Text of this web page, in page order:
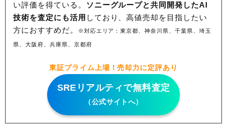
い評価を得ている。 ソニーグループと共同開発したAI
技術を査定にも活用 しており、高値売却を目指したい
方におすすめだ。
※対応エリア：東京都、神奈川県、千葉県、埼玉
県、大阪府、兵庫県、京都府
東証プライム上場！売却力に定評あり
SREリアルティで無料査定
（公式サイトへ）